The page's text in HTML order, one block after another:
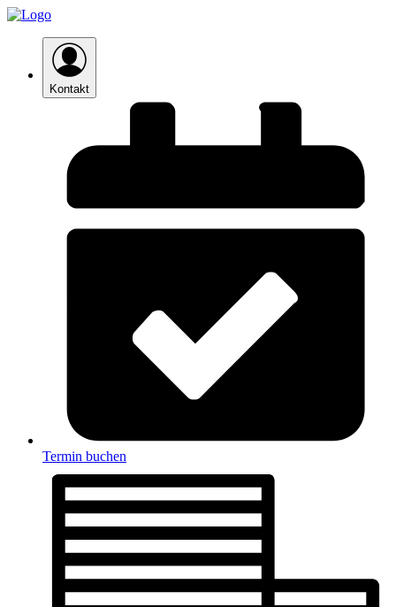
Kontakt
Termin buchen